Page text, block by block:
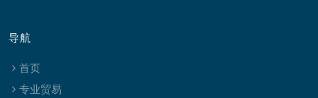
导航
首页
专业贸易